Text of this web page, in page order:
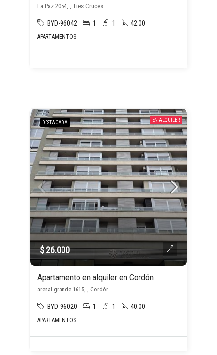
La Paz 2054, , Tres Cruces
BYD-96042 1 1 42.00
APARTAMENTOS
DESTACADA EN ALQUILER
$ 26.000
Apartamento en alquiler en Cordón
arenal grande 1615, , Cordón
BYD-96020 1 1 40.00
APARTAMENTOS